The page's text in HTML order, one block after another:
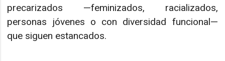
precarizados —feminizados, racializados,
personas jóvenes o con diversidad funcional—
que siguen estancados.